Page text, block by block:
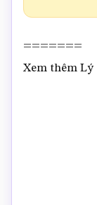
=======
Xem thêm